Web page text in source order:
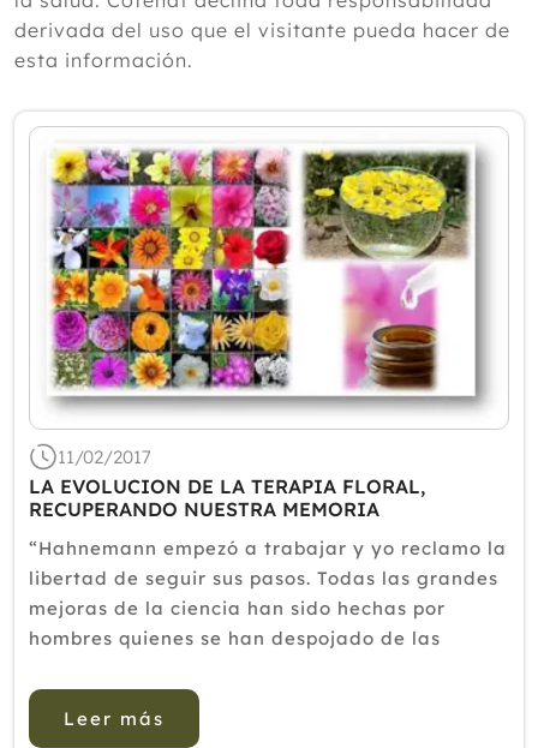
Marzo
Enero
2025
2024
2023
2022
2021
2020
2019
2018
2017
2016
2015
2012
derivada del uso que el visitante pueda hacer de
esta información.
11/02/2017
LA EVOLUCION DE LA TERAPIA FLORAL,
RECUPERANDO NUESTRA MEMORIA
“Hahnemann empezó a trabajar y yo reclamo la
libertad de seguir sus pasos. Todas las grandes
mejoras de la ciencia han sido hechas por
hombres quienes se han despojado de las
comienzan con una revisión completa y radical
de toda la materia”1 E...
Leer más